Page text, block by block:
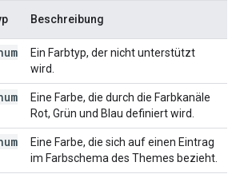
Beschreibung
Ein Farbtyp, der nicht unterstützt
wird.
Eine Farbe, die durch die Farbkanäle
Rot, Grün und Blau definiert wird.
Eine Farbe, die sich auf einen Eintrag
im Farbschema des Themes bezieht.